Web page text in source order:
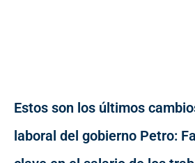
Estos son los últimos
laboral del gobierno Petro: